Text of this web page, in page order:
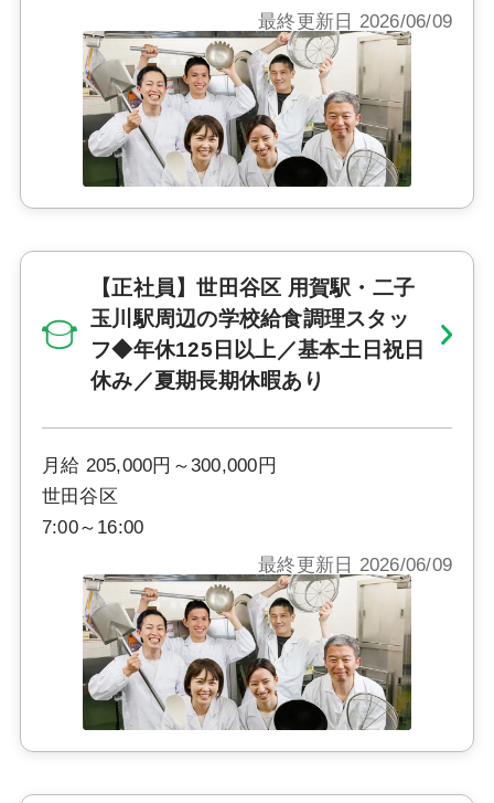
最終更新日 2026/06/09
【正社員】世田谷区 用賀駅・二子
玉川駅周辺の学校給食調理スタッ
フ◆年休125日以上／基本土日祝日
休み／夏期長期休暇あり
月給 205,000円～300,000円
世田谷区
7:00～16:00
最終更新日 2026/06/09